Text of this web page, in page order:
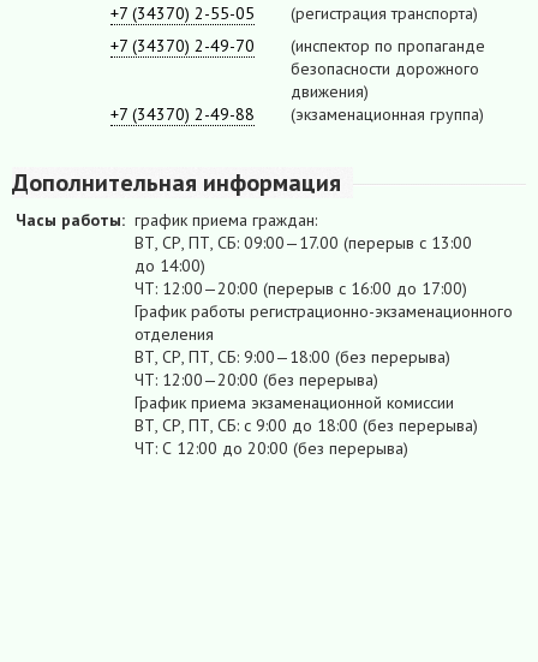
+7 (34370) 2-55-05
(регистрация транспорта)
+7 (34370) 2-49-70
(инспектор по пропаганде
безопасности дорожного
движения)
+7 (34370) 2-49-88
(экзаменационная группа)
Дополнительная информация
Часы работы: график приема граждан:
ВТ, СР, ПТ, СБ: 09:00—17.00 (перерыв с 13:00
до 14:00)
ЧТ: 12:00—20:00 (перерыв с 16:00 до 17:00)
График работы регистрационно-экзаменационного
отделения
ВТ, СР, ПТ, СБ: 9:00—18:00 (без перерыва)
ЧТ: 12:00—20:00 (без перерыва)
График приема экзаменационной комиссии
ВТ, СР, ПТ, СБ: с 9:00 до 18:00 (без перерыва)
ЧТ: С 12:00 до 20:00 (без перерыва)